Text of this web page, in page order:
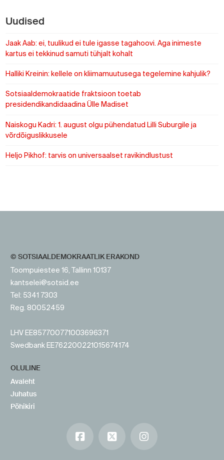
Uudised
Jaak Aab: ei, tuulikud ei tule igasse tagahoovi. Aga inimeste
kartus ei tekkinud samuti tühjalt kohalt
Halliki Kreinin: kellele on kliimamuutusega tegelemine kahjulik?
Sotsiaaldemokraatide fraktsioon toetab
presidendikandidaadina Ülle Madiset
Naiskogu Kadri: 1. august olgu pühendatud Lilli Suburgile ja
võrdõiguslikkusele
Heljo Pikhof: tarvis on universaalset ravikindlustust
© SOTSIAALDEMOKRAATLIK ERAKOND
Toompuiestee 16, Tallinn 10137
kantselei@sotsid.ee
Tel: 5341 7303
Reg. 80052459
LHV EE857700771003696371
Swedbank EE762200221015674174
OLULINE
Avaleht
Juhatus
Põhikiri